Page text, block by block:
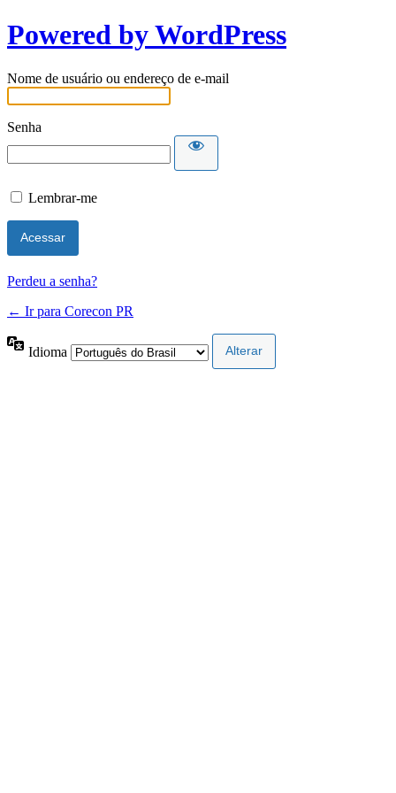
Powered by WordPress
Nome de usuário ou endereço de e-mail
Senha
Lembrar-me
Perdeu a senha?
← Ir para Corecon PR
Idioma